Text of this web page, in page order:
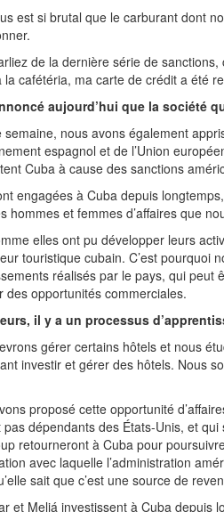
est si brutal que le carburant dont
de la dernière série de
la cafétéria, ma carte de crédit a été
aujourd’hui que la société
semaine, nous avons également
espagnol et de l’Union
Cuba à cause des sanctions
engagées à Cuba depuis
hommes et femmes d’affaires que
elles ont pu développer leurs
touristique cubain. C’est pourquoi
réalisés par le pays, qui peut
des opportunités commerciales.
il y a un processus
gérer certains hôtels et nous
investir et gérer des hôtels. Nous
proposé cette opportunité
pas dépendants des États-Unis, et
retourneront à Cuba pour
avec laquelle l’administration
sait que c’est une source de
et Meliá investissent à Cuba depuis